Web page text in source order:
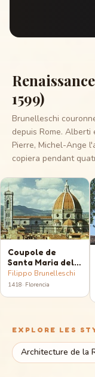
1599)
Brunelleschi
depuis Rome.
Pierre, Michel-Ange
copiera pendant
Coupole de
Santa Maria del
Fiore (Duomo)
Filippo Brunelleschi
1418· Florencia
EXPLORE LES
Architecture de la